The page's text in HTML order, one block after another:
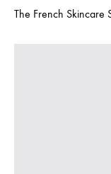
The French Skincare